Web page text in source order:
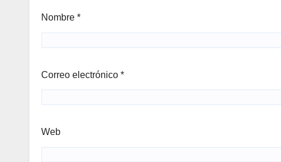
Nombre *
Correo electrónico *
Web